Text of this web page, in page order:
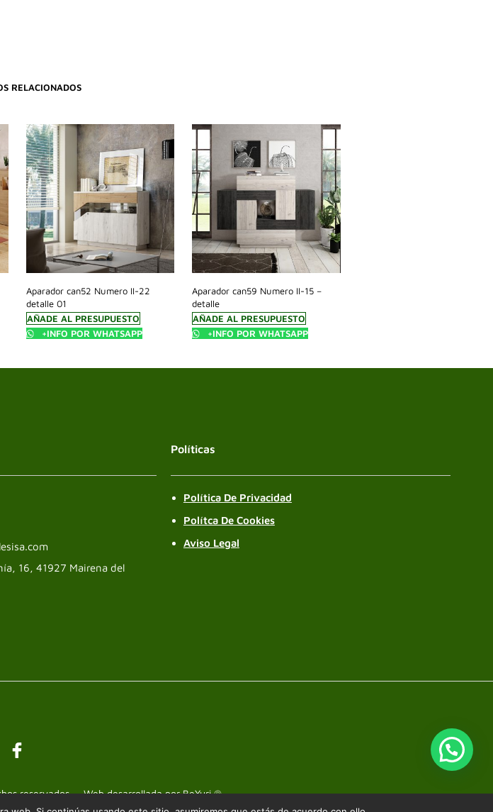
RELACIONADOS
Aparador can52 Numero II-22
detalle 01
AÑADE AL PRESUPUESTO
+INFO POR WHATSAPP
Aparador can59 Numero II-15 –
detalle
AÑADE AL PRESUPUESTO
+INFO POR WHATSAPP
16, 41927 Mairena del
Políticas
Política De Privacidad
Polítca De Cookies
Aviso Legal
reservados — Web desarrollada porBeYuri ®.